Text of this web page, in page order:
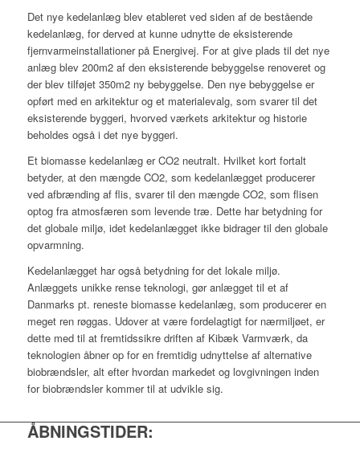
Det nye kedelanlæg blev etableret ved siden af de bestående
kedelanlæg, for derved at kunne udnytte de eksisterende
fjernvarmeinstallationer på Energivej. For at give plads til det nye
anlæg blev 200m2 af den eksisterende bebyggelse renoveret og
der blev tilføjet 350m2 ny bebyggelse. Den nye bebyggelse er
opført med en arkitektur og et materialevalg, som svarer til det
eksisterende byggeri, hvorved værkets arkitektur og historie
beholdes også i det nye byggeri.
Et biomasse kedelanlæg er CO2 neutralt. Hvilket kort fortalt
betyder, at den mængde CO2, som kedelanlægget producerer
ved afbrænding af flis, svarer til den mængde CO2, som flisen
optog fra atmosfæren som levende træ. Dette har betydning for
det globale miljø, idet kedelanlægget ikke bidrager til den globale
opvarmning.
Kedelanlægget har også betydning for det lokale miljø.
Anlæggets unikke rense teknologi, gør anlægget til et af
Danmarks pt. reneste biomasse kedelanlæg, som producerer en
meget ren røggas. Udover at være fordelagtigt for nærmiljøet, er
dette med til at fremtidssikre driften af Kibæk Varmværk, da
teknologien åbner op for en fremtidig udnyttelse af alternative
biobrændsler, alt efter hvordan markedet og lovgivningen inden
for biobrændsler kommer til at udvikle sig.
ÅBNINGSTIDER: